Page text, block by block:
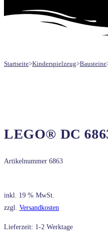
Startseite>Kinderspielzeug>Bausteine
LEGO® DC
Artikelnummer 6863
inkl. 19 % MwSt.
zzgl. Versandkosten
Lieferzeit: 1-2 Werktage